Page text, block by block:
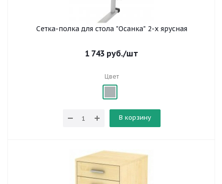
Сетка-полка для стола "Осанка" 2-х ярусная
1 743 руб./шт
Цвет
В корзину